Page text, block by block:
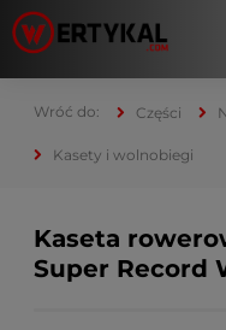
Części
Kasety i wolnobiegi
Kaseta
Super Record